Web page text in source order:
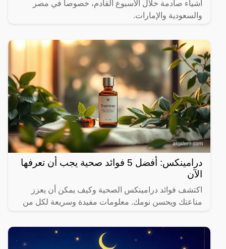
أشياء صادمة خلال الأسبوع القادم، خصوصاً في مصر
والسعودية والإمارات.
درامينكس: أفضل 5 فوائد صحية يجب أن تعرفها
الآن
اكتشف فوائد درامينكس الصحية وكيف يمكن أن يعزز
مناعتك ويحسن نومك. معلومات مفيدة وسريعة لكل من